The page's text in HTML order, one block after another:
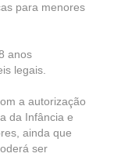
para menores
anos
legais.
a autorização
da Infância e
ainda que
ser